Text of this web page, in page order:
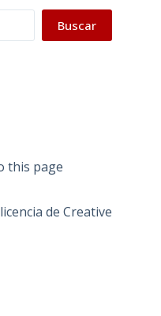
Buscar
licencia de Creative